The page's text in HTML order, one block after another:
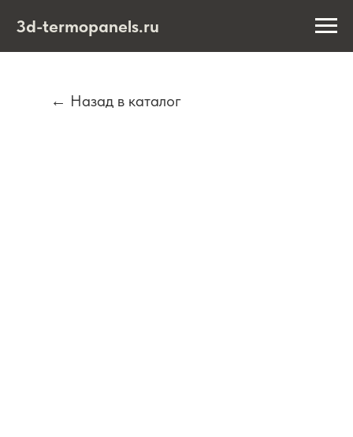
3d-termopanels.ru
← Назад в каталог